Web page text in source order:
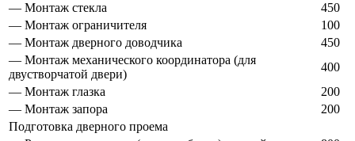
— Монтаж стекла
450
— Монтаж ограничителя
100
— Монтаж дверного доводчика
450
— Монтаж механического координатора (для
двустворчатой двери)
400
— Монтаж глазка
200
— Монтаж запора
200
Подготовка дверного проема